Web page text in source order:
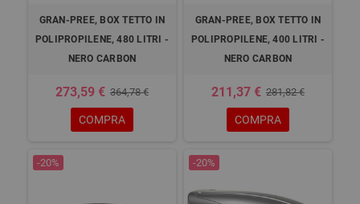
GRAN-PREE, BOX TETTO IN
POLIPROPILENE, 480 LITRI -
NERO CARBON
273,59 € 364,78 €
COMPRA
GRAN-PREE, BOX TETTO IN
POLIPROPILENE, 400 LITRI -
NERO CARBON
211,37 € 281,82 €
COMPRA
-20% -20%